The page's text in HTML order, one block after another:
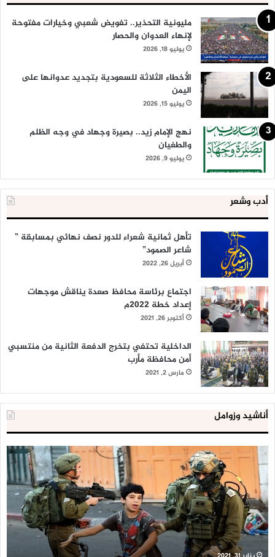
مليونية التحذير.. تفويض شعبي وخيارات مفتوحة
لإنهاء العدوان والحصار
يوليو 18, 2026
الأخطاء الثلاثة للسعودية بتجديد عدوانها على
اليمن
يوليو 15, 2026
نهج الإمام زيد.. بصيرة وجهاد في وجه الظلم
والطغيان
يوليو 9, 2026
أدب وشعر
تأهل ثمانية شعراء للدور نصف نهائي بمسابقة ”
شاعر الصمود”
أبريل 26, 2022
اجتماع برئاسة محافظ صعدة يناقش موجهات
إعداد خطة 2022م
أكتوبر 26, 2021
الداخلية تحتفي بتخرج الدفعة الثانية من منتسبي
أمن محافظة مأرب
مارس 2, 2021
أناشيد وزوامل
العدو
الإسرائيلي
اعتقل
543
طفلا
فلسطينيا
خلال
2020